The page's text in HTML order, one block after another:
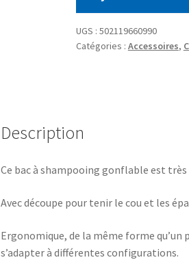
UGS : 502119660990
Catégories : Accessoires,
Description
Ce bac à shampooing gonflable est
Avec découpe pour tenir le cou et les
Ergonomique, de la même forme
s’adapter à différentes configurations.